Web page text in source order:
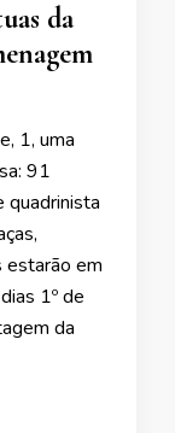
da
1, uma
91
quadrinista
estarão em
1º de
da